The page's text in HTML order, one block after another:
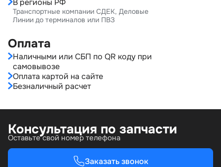
В регионы РФ
Транспортные компании СДЕК, Деловые
Линии до терминалов или ПВЗ
Оплата
Наличными или СБП по QR коду при
самовывозе
Оплата картой на сайте
Безналичный расчет
Консультация по запчасти
Оставьте свой номер телефона
Заказать звонок